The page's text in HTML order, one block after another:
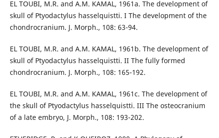
EL TOUBI, M.R. and A.M. KAMAL, 1961a. The development of
skull of Ptyodactylus hasselquistti. I The development of the
chondrocranium. J. Morph., 108: 63-94.
EL TOUBI, M.R. and A.M. KAMAL, 1961b. The development of
skull of Ptyodactylus hasselquistti. II The fully formed
chondrocranium. J. Morph., 108: 165-192.
EL TOUBI, M.R. and A.M. KAMAL, 1961c. The development of
the skull of Ptyodactylus hasselquistti. III The osteocranium
of a late embryo, J. Morph., 108: 193-202.